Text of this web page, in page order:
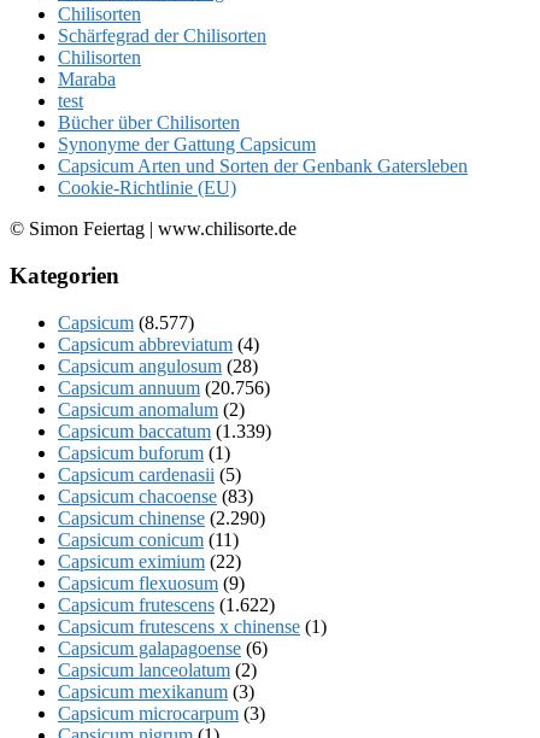
Chilisorten
Schärfegrad der Chilisorten
Chilisorten
Maraba
test
Bücher über Chilisorten
Synonyme der Gattung Capsicum
Capsicum Arten und Sorten der Genbank Gatersleben
Cookie-Richtlinie (EU)
© Simon Feiertag | www.chilisorte.de
Kategorien
Capsicum (8.577)
Capsicum abbreviatum (4)
Capsicum angulosum (28)
Capsicum annuum (20.756)
Capsicum anomalum (2)
Capsicum baccatum (1.339)
Capsicum buforum (1)
Capsicum cardenasii (5)
Capsicum chacoense (83)
Capsicum chinense (2.290)
Capsicum conicum (11)
Capsicum eximium (22)
Capsicum flexuosum (9)
Capsicum frutescens (1.622)
Capsicum frutescens x chinense (1)
Capsicum galapagoense (6)
Capsicum lanceolatum (2)
Capsicum mexikanum (3)
Capsicum microcarpum (3)